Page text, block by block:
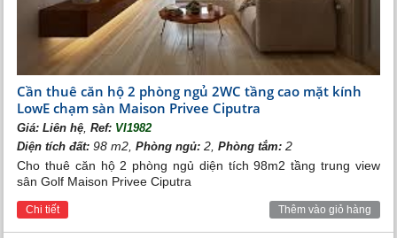
Cần thuê căn hộ 2 phòng ngủ 2WC tầng cao mặt kính
LowE chạm sàn Maison Privee Ciputra
Giá:Liên hệ ,Ref: VI1982
Diện tích đất: 98 m2,Phòng ngủ: 2,Phòng tắm: 2
Cho thuê căn hộ 2 phòng ngủ diện tích 98m2 tầng trung view
sân Golf Maison Privee Ciputra
Chi tiết Thêm vào giỏ hàng